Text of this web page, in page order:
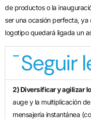
de productos o la
ser una ocasión perfecta,
logotipo quedará ligada un
Seguir
2) Diversificar y agilizar
auge y la multiplicación
mensajería instantánea